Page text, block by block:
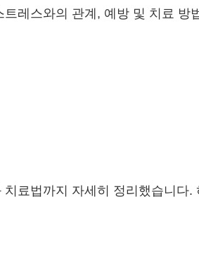
레스와의 관계, 예방 및 치료
료법까지 자세히 정리했습니다